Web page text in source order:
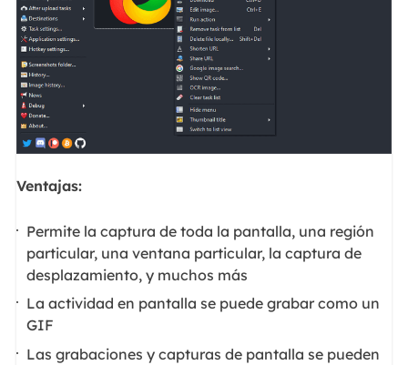
Ventajas:
Permite la captura de toda la pantalla, una región
particular, una ventana particular, la captura de
desplazamiento, y muchos más
La actividad en pantalla se puede grabar como un
GIF
Las grabaciones y capturas de pantalla se pueden